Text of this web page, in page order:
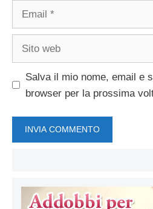
Salva il mio nome, email e
browser per la prossima